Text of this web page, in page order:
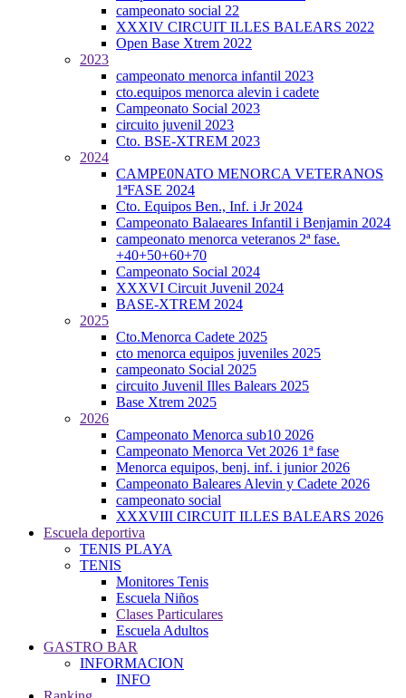
campeonato social 22
XXXIV CIRCUIT ILLES BALEARS 2022
Open Base Xtrem 2022
2023
campeonato menorca infantil 2023
cto.equipos menorca alevin i cadete
Campeonato Social 2023
circuito juvenil 2023
Cto. BSE-XTREM 2023
2024
CAMPE0NATO MENORCA VETERANOS
1ªFASE 2024
Cto. Equipos Ben., Inf. i Jr 2024
Campeonato Balaeares Infantil i Benjamin 2024
campeonato menorca veteranos 2ª fase.
+40+50+60+70
Campeonato Social 2024
XXXVI Circuit Juvenil 2024
BASE-XTREM 2024
2025
Cto.Menorca Cadete 2025
cto menorca equipos juveniles 2025
campeonato Social 2025
circuito Juvenil Illes Balears 2025
Base Xtrem 2025
2026
Campeonato Menorca sub10 2026
Campeonato Menorca Vet 2026 1ª fase
Menorca equipos, benj. inf. i junior 2026
Campeonato Baleares Alevin y Cadete 2026
campeonato social
XXXVIII CIRCUIT ILLES BALEARS 2026
Escuela deportiva
TENIS PLAYA
TENIS
Monitores Tenis
Escuela Niños
Clases Particulares
Escuela Adultos
GASTRO BAR
INFORMACION
INFO